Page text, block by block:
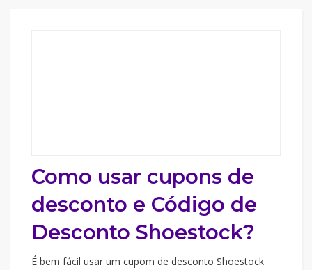
Como usar cupons de
desconto e Código de
Desconto Shoestock?
É bem fácil usar um cupom de desconto Shoestock